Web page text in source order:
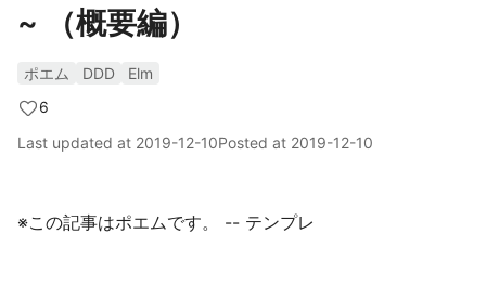
~ （概要編）
ポエム DDD
Elm
6
Last updated at 2019-12-10Posted at 2019-12-10
※この記事はポエムです。 -- テンプレ